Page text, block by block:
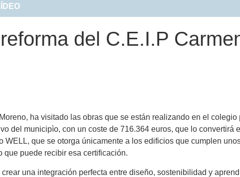
del C.E.I.P
ha visitado las obras que se están realizando en el
del municipìo, con un coste de 716.364 euros, que lo
WELL, que se otorga únicamente a los edificios que cumplen
que puede recibir esa certificación.
una integración perfecta entre diseño, sostenibilidad y